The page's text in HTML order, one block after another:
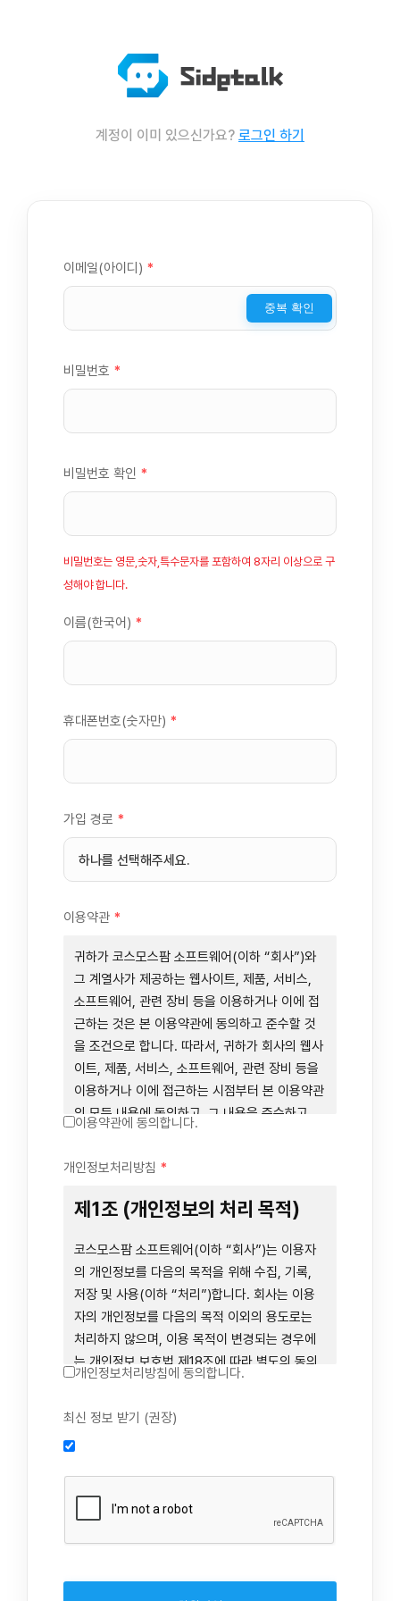
계정이 이미 있으신가요? 로그인 하기
이메일(아이디) *
중복 확인
비밀번호 *
비밀번호 확인 *
비밀번호는 영문,숫자,특수문자를 포함하여 8자리 이상으로 구
성해야 합니다.
이름(한국어) *
휴대폰번호(숫자만) *
가입 경로 *
이용약관 *
귀하가 코스모스팜 소프트웨어(이하 “회사”)와
그 계열사가 제공하는 웹사이트, 제품, 서비스,
소프트웨어, 관련 장비 등을 이용하거나 이에 접
근하는 것은 본 이용약관에 동의하고 준수할 것
을 조건으로 합니다. 따라서, 귀하가 회사의 웹사
이트, 제품, 서비스, 소프트웨어, 관련 장비 등을
이용하거나 이에 접근하는 시점부터 본 이용약관
의 모든 내용에 동의하고, 그 내용을 준수하고,
귀하가 본 이용약관에 동의하지 않을 경우에는
련 장비 등을 이용하거나 이에 접근하는 행위를
즉시 중단하여야 합니다. 그러므로, 서비스 사용
전에 본 이용약관의 내용을 주의 깊게 읽으시기
바랍니다.
제1장 총칙
제1조 (목적)
웹사이트, 관련 소프트웨어 및 장비 등을 통하여
제공하는 "사이드톡" 서비스와 관련하여 회사와
사항을 규정함을 목적으로 합니다.
이용약관에 동의합니다.
개인정보처리방침 *
제1조 (개인정보의 처리 목적)
코스모스팜 소프트웨어(이하 “회사”)는 이용자
의 개인정보를 다음의 목적을 위해 수집, 기록,
저장 및 사용(이하 “처리”)합니다. 회사는 이용
자의 개인정보를 다음의 목적 이외의 용도로는
처리하지 않으며, 이용 목적이 변경되는 경우에
는 개인정보 보호법 제18조에 따라 별도의 동의
를 받는 등 법령상 필요한 조치를 이행합니다.
인 동의 진행, 이용자 및 법정대리인의 본인 확
인, 이용자 식별, 회원탈퇴 의사의 확인
2. 약관 위반 행위 등을 포함하여 서비스의 원활
한 운영에 지장을 주는 행위에 대한 방지 및 제
재, 계정도용 방지, 약관 개정 등의 고지사항 전
달, 분쟁조정을 위한 기록 보존, 민원처리 등 이
3. 서비스 이용기록과 접속 빈도 분석, 서비스 이
개인정보처리방침에 동의합니다.
최신 정보 받기 (권장)